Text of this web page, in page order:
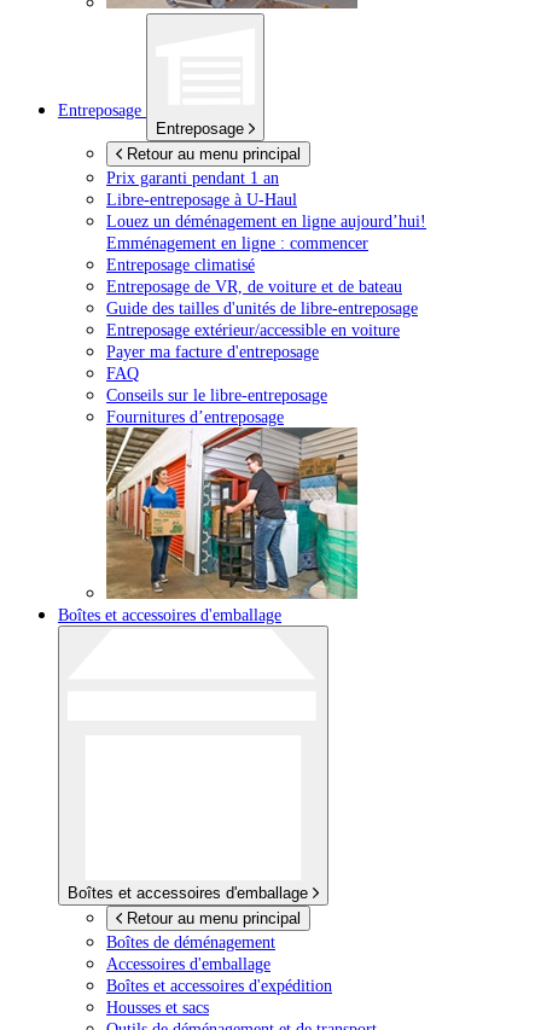
Entreposage
Entreposage
Retour au menu principal
Prix garanti pendant 1 an
Libre-entreposage à U-Haul
Louez un déménagement en ligne aujourd’hui!
Emménagement en ligne : commencer
Entreposage climatisé
Entreposage de VR, de voiture et de bateau
Guide des tailles d'unités de libre-entreposage
Entreposage extérieur/accessible en voiture
Payer ma facture d'entreposage
FAQ
Conseils sur le libre-entreposage
Fournitures d’entreposage
Boîtes et accessoires d'emballage
Boîtes et accessoires d'emballage
Retour au menu principal
Boîtes de déménagement
Accessoires d'emballage
Boîtes et accessoires d'expédition
Housses et sacs